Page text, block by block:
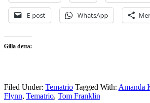
E-post WhatsApp Mer
Gilla detta:
Filed Under: Tematrio Tagged With: Amanda
Flynn, Tematrio, Tom Franklin